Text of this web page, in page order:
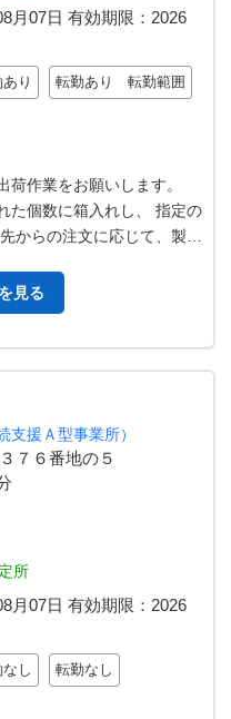
月07日 有効期限： 2026
り 転勤あり 転勤範囲
作業をお願いします。
た個数に箱入れし、 指定の
からの注文に応じて、製品
見る
援Ａ型事業所）
７６番地の５
所
月07日 有効期限： 2026
し 転勤なし